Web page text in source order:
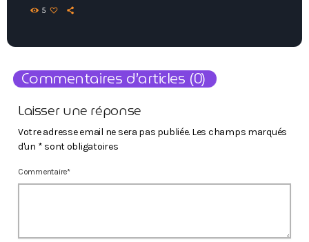
5
Commentaires d’articles (0)
Laisser une réponse
Votre adresse email ne sera pas publiée. Les champs marqués
d'un * sont obligatoires
Commentaire*